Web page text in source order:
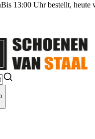
Bis 13:00 Uhr bestellt, heute